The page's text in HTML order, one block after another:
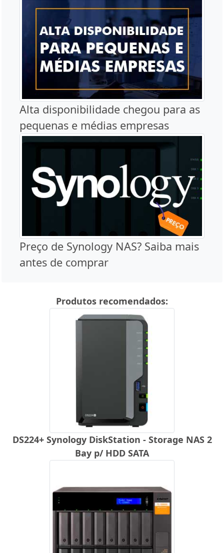
Alta disponibilidade chegou para as
pequenas e médias empresas
Preço de Synology NAS? Saiba mais
antes de comprar
Produtos recomendados:
DS224+ Synology DiskStation - Storage NAS 2
Bay p/ HDD SATA